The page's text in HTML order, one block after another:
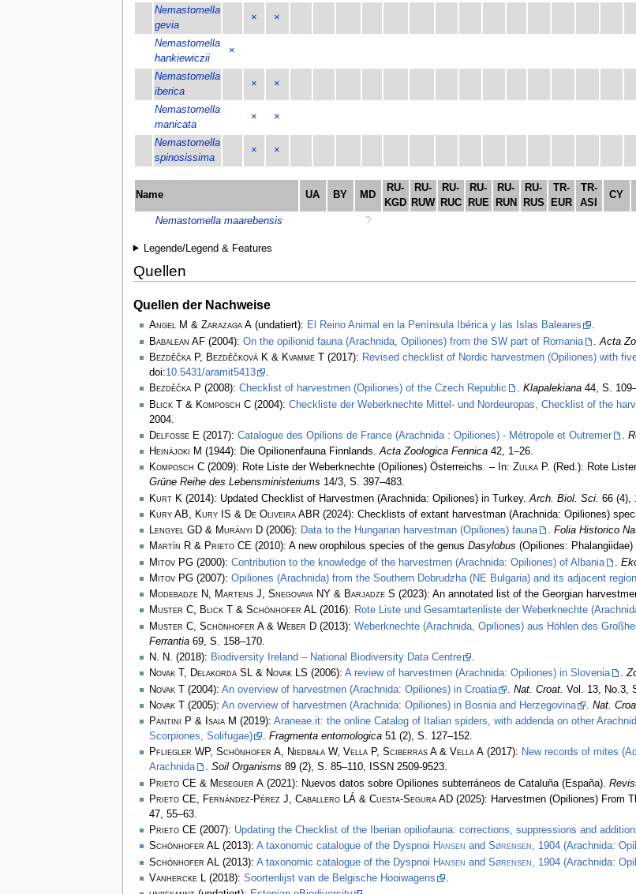
Nemastomella
gevia
× ×
Nemastomella
hankiewiczii
×
Nemastomella
iberica
× ×
Nemastomella
manicata
× ×
Nemastomella
spinosissima
× ×
Name UA BY MD
RU-
KGD
RU-
RUW
RU-
RUC
RU-
RUE
RU-
RUN
RU-
RUS
TR-
EUR
TR-
ASI
CY
Nemastomella maarebensis ?
Legende/Legend & Features
Quellen
Quellen der Nachweise
Angel M & Zarazaga A(undatiert): El Reino Animal en la Península Ibérica y las Islas Baleares
.
Babalean AF(2004): On the opilionid fauna (Arachnida, Opiliones) from the SW part of Romania Acta
Bezděčka P, Bezděčková K & Kvamme T
(2017): Revised checklist of Nordic harvestmen (Opiliones) with
doi:10.5431/aramit5413
.
Bezděčka P (2008): Checklist of harvestmen (Opiliones) of the Czech Republic . Klapalekiana44, S.
Blick T & Komposch C(2004): Checkliste der Weberknechte Mittel- und Nordeuropas, Checklist of the
2004.
Delfosse E(2017): Catalogue des Opilions de France (Arachnida : Opiliones) - Métropole et Outremer .
Heinäjoki M (1944): Die Opilionenfauna Finnlands.Acta Zoologica Fennica42, 1–26.
Komposch C(2009): Rote Liste der Weberknechte (Opiliones) Österreichs. – In: ZulkaP. (Red.): Rote
Grüne Reihe des Lebensministeriums 14/3, S. 397–483.
Kurt K (2014): Updated Checklist of Harvestmen (Arachnida: Opiliones) in Turkey. Arch. Biol. Sci. 66 (4),
Kury AB, Kury IS & De Oliveira ABR(2024): Checklists of extant harvestman (Arachnida: Opiliones)
Lengyel GD & Murányi D(2006): Data to the Hungarian harvestman (Opiliones) fauna . Folia Historico
Martín R & Prieto CE(2010): A new orophilous species of the genus Dasylobus (Opiliones:
Mitov PG(2000): Contribution to the knowledge of the harvestmen (Arachnida: Opiliones) of Albania
Mitov PG(2007): Opiliones (Arachnida) from the Southern Dobrudzha (NE Bulgaria) and its adjacent
Modebadze N, Martens J, Snegovaya NY & Barjadze S (2023): An annotated list of the Georgian
Muster C, Blick T & Schönhofer AL(2016): Rote Liste und Gesamtartenliste der Weberknechte
Muster C, Schönhofer A & Weber D(2013): Weberknechte (Arachnida, Opiliones) aus Höhlen des
Ferrantia69, S. 158–170.
N. N. (2018): Biodiversity Ireland – National Biodiversity Data Centre
.
Novak T, Delakorda SL & Novak LS (2006): A review of harvestmen (Arachnida: Opiliones) in Slovenia .
Novak T(2004): An overview of harvestmen (Arachnida: Opiliones) in Croatia Nat. Croat. Vol. 13, No.3,
Novak T(2005): An overview of harvestmen (Arachnida: Opiliones) in Bosnia and Herzegovina Nat.
Pantini P & Isaia M (2019): Araneae.it: the online Catalog of Italian spiders, with addenda on other
Scorpiones, Solifugae)
. Fragmenta entomologica51 (2), S. 127–152.
Pfliegler WP, Schönhofer A, Niedbała W, Vella P, Sciberras A & Vella A(2017): New records of mites
Arachnida
. Soil Organisms 89 (2), S. 85–110, ISSN 2509-9523.
Prieto CE & Meseguer A(2021): Nuevos datos sobre Opiliones subterráneos de Cataluña (España).
Prieto CE, Fernández-Pérez J, Caballero LÁ & Cuesta-Segura AD(2025): Harvestmen (Opiliones) From
47, 55–63.
Prieto CE(2007): Updating the Checklist of the Iberian opiliofauna: corrections, suppressions and
Schönhofer AL(2013): A taxonomic catalogue of the Dyspnoi Hansen and Sørensen, 1904 (Arachnida:
Schönhofer AL
(2013): A taxonomic catalogue of the Dyspnoi Hansen and Sørensen , 1904 (Arachnida:
Vanhercke L(2018): Soortenlijst van de Belgische Hooiwagens
.